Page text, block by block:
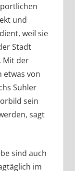
und
weil sie
Stadt
Mit der
etwas von
Suhler
sein
sagt
sind auch
im